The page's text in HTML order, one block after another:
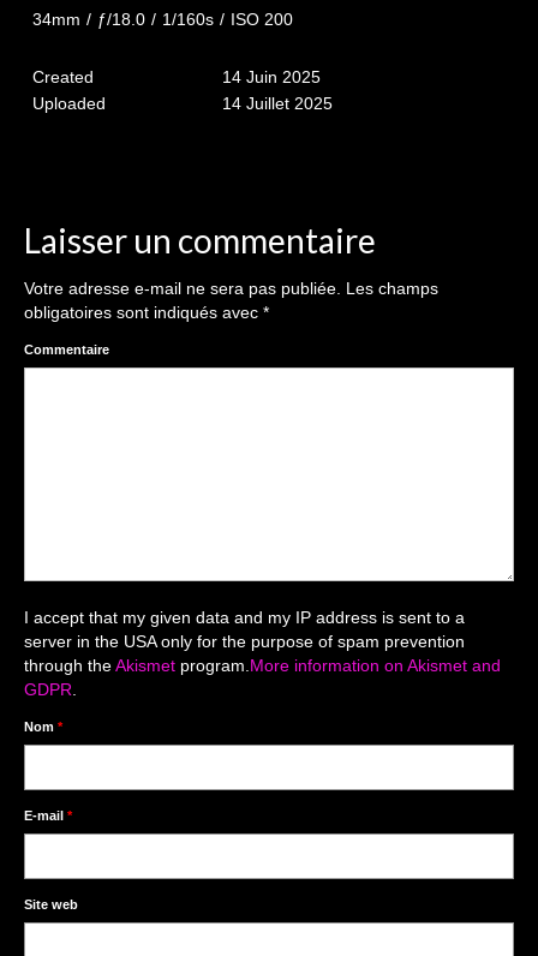
les 8 – 17 ans
Reportages / Nature morte
Galeries Privées
séance du 25.04.26
Cartes de remerciement
Photomontages
Prestations
Contact
Décors studio / Tenues / Accessoires
34mm / ƒ/18.0 / 1/160s / ISO 200
Created
14 Juin 2025
Uploaded
14 Juillet 2025
Laisser un commentaire
Votre adresse e-mail ne sera pas publiée. Les champs
obligatoires sont indiqués avec *
Commentaire
I accept that my given data and my IP address is sent to a
server in the USA only for the purpose of spam prevention
through theAkismet program.More information on Akismet and
GDPR.
Nom *
E-mail *
Site web